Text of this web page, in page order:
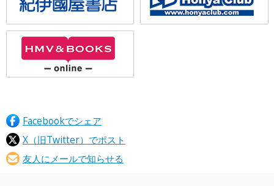
Facebookでシェア
X（旧Twitter）でポスト
友人にメールで知らせる